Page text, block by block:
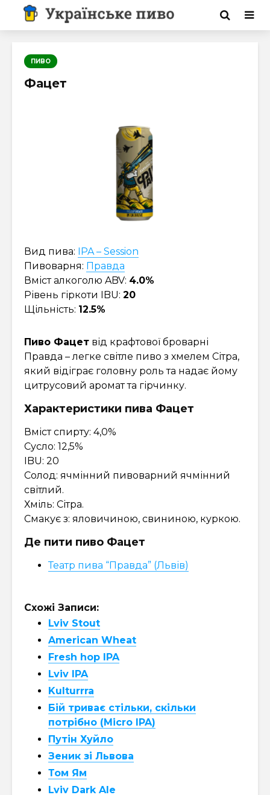
ПИВО
Фацет
Вид пива: IPA – Session
Пивоварня: Правда
Вміст алкоголю ABV: 4.0%
Рівень гіркоти IBU: 20
Щільність: 12.5%
Пиво Фацет від крафтової броварні
Правда – легке світле пиво з хмелем Сітра,
який відіграє головну роль та надає йому
цитрусовий аромат та гірчинку.
Характеристики пива Фацет
Вміст спирту: 4,0%
Сусло: 12,5%
IBU: 20
Солод: ячмінний пивоварний ячмінний
світлий.
Хміль: Сітра.
Смакує з: яловичиною, свининою, куркою.
Де пити пиво Фацет
Театр пива “Правда” (Львів)
Схожі Записи:
Lviv Stout
American Wheat
Fresh hop IPA
Lviv IPA
Kulturrra
Бій триває стільки, скільки
потрібно (Micro IPA)
Путін Хуйло
Зеник зі Львова
Том Ям
Lviv Dark Ale